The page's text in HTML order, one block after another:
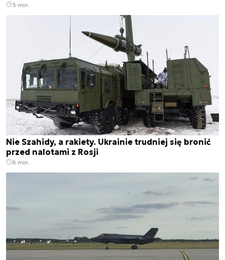
3 min.
Nie Szahidy, a rakiety. Ukrainie trudniej się bronić
przed nalotami z Rosji
6 min.